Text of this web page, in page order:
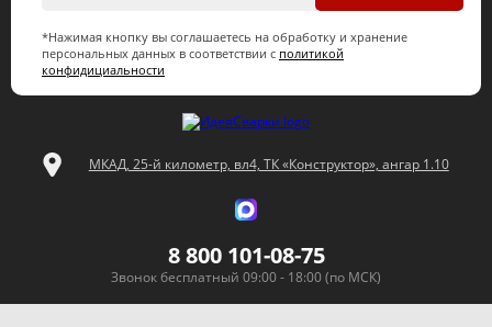
*Нажимая кнопку вы соглашаетесь на обработку и хранение
персональных данных в соответствии с политикой
конфидициальности
МКАД, 25-й километр, вл4, ТК «Конструктор», ангар 1.10
8 800 101-08-75
Звонок бесплатный 09:00 - 18:00 (по МСК)